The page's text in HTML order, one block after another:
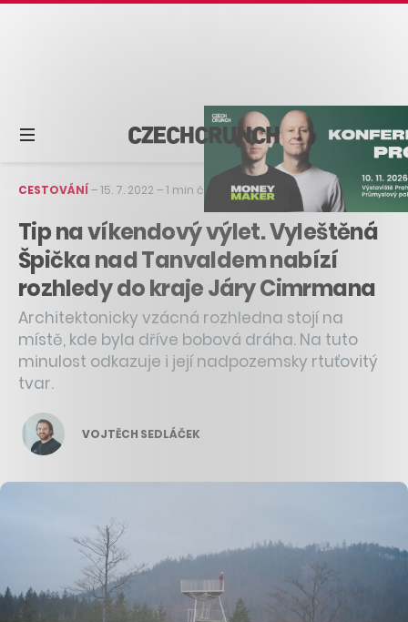
CESTOVÁNÍ–15. 7. 2022 –1 min čtení
Tip na víkendový výlet. Vyleštěná
Špička nad Tanvaldem nabízí
rozhledy do kraje Járy Cimrmana
Architektonicky vzácná rozhledna stojí na
místě, kde byla dříve bobová dráha. Na tuto
minulost odkazuje i její nadpozemsky rtuťovitý
tvar.
VOJTĚCH SEDLÁČEK